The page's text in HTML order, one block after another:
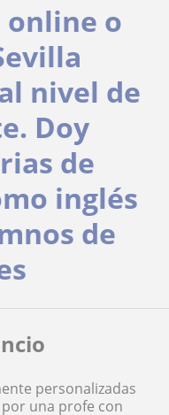
online o
nivel de
Doy
de
inglés
de
personalizadas
una profe con